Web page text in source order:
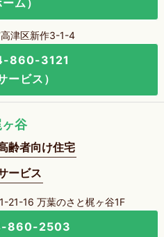
高津区新作3-1-4
860-3121
ービス）
谷
齢者向け住宅
ービス
21-16 万葉のさと梶ヶ谷1F
860-2503